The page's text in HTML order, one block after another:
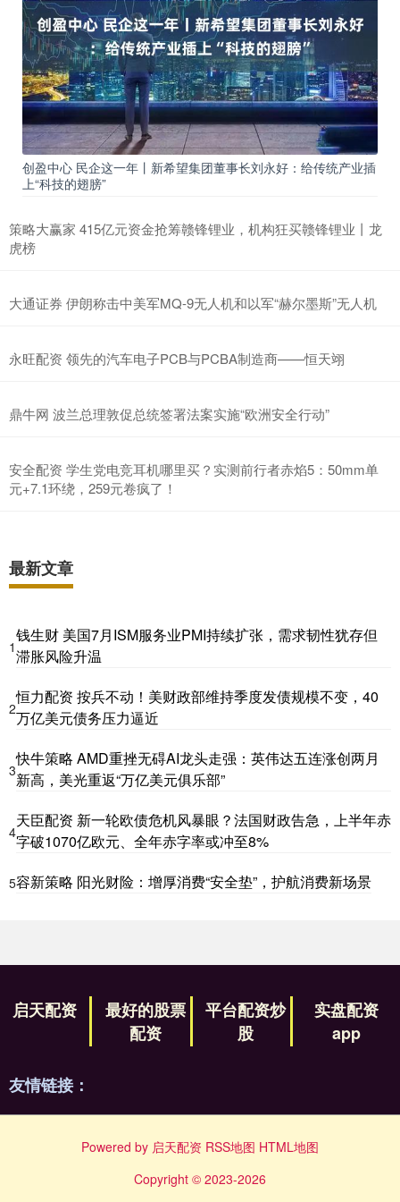
创盈中心 民企这一年丨新希望集团董事长刘永好：给传统产业插
上“科技的翅膀”
策略大赢家 415亿元资金抢筹赣锋锂业，机构狂买赣锋锂业丨龙
虎榜
大通证券 伊朗称击中美军MQ-9无人机和以军“赫尔墨斯”无人机
永旺配资 领先的汽车电子PCB与PCBA制造商——恒天翊
鼎牛网 波兰总理敦促总统签署法案实施“欧洲安全行动”
安全配资 学生党电竞耳机哪里买？实测前行者赤焰5：50mm单
元+7.1环绕，259元卷疯了！
最新文章
1
钱生财 美国7月ISM服务业PMI持续扩张，需求韧性犹存但
滞胀风险升温
2
恒力配资 按兵不动！美财政部维持季度发债规模不变，40
万亿美元债务压力逼近
3
快牛策略 AMD重挫无碍AI龙头走强：英伟达五连涨创两月
新高，美光重返“万亿美元俱乐部”
4
天臣配资 新一轮欧债危机风暴眼？法国财政告急，上半年赤
字破1070亿欧元、全年赤字率或冲至8%
5容新策略 阳光财险：增厚消费“安全垫”，护航消费新场景
启天配资
最好的股票
配资
平台配资炒
股
实盘配资
app
友情链接：
Powered by 启天配资 RSS地图 HTML地图
Copyright © 2023-2026